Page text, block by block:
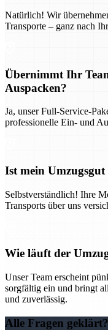
Natürlich! Wir
Transporte – ganz nach
Übernimmt Ihr
Auspacken?
Ja, unser Full-Service-
professionelle Ein- und
Ist mein Umzugsgut
Selbstverständlich! Ihre
Transports über uns
Wie läuft der
Unser Team erscheint
sorgfältig ein und bringt
und zuverlässig.
Alle Fragen geklärt?